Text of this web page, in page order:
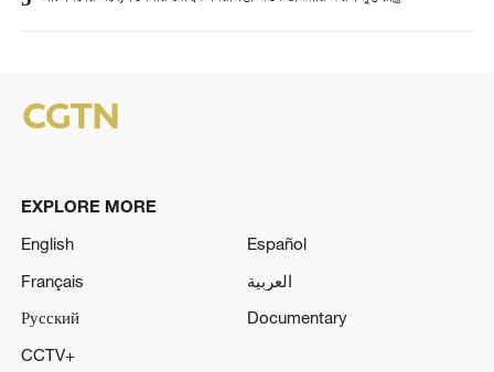
EXPLORE MORE
English
Español
Français
العربية
Русский
Documentary
CCTV+